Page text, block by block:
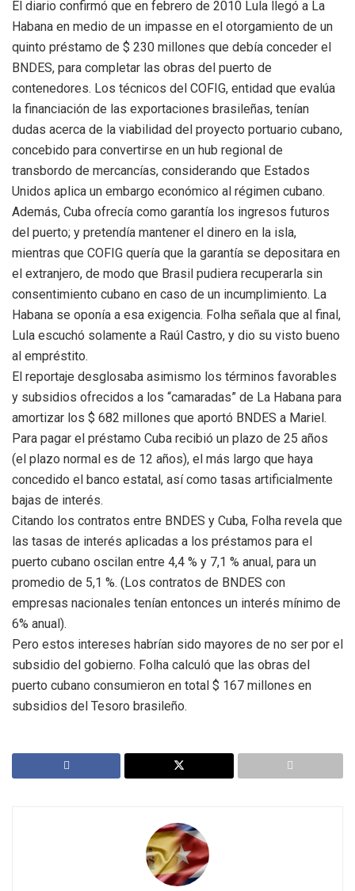
El diario confirmó que en febrero de 2010 Lula llegó a La
Habana en medio de un impasse en el otorgamiento de un
quinto préstamo de $ 230 millones que debía conceder el
BNDES, para completar las obras del puerto de
contenedores. Los técnicos del COFIG, entidad que evalúa
la financiación de las exportaciones brasileñas, tenían
dudas acerca de la viabilidad del proyecto portuario cubano,
concebido para convertirse en un hub regional de
transbordo de mercancías, considerando que Estados
Unidos aplica un embargo económico al régimen cubano.
Además, Cuba ofrecía como garantía los ingresos futuros
del puerto; y pretendía mantener el dinero en la isla,
mientras que COFIG quería que la garantía se depositara en
el extranjero, de modo que Brasil pudiera recuperarla sin
consentimiento cubano en caso de un incumplimiento. La
Habana se oponía a esa exigencia. Folha señala que al final,
Lula escuchó solamente a Raúl Castro, y dio su visto bueno
al empréstito.
El reportaje desglosaba asimismo los términos favorables
y subsidios ofrecidos a los “camaradas” de La Habana para
amortizar los $ 682 millones que aportó BNDES a Mariel.
Para pagar el préstamo Cuba recibió un plazo de 25 años
(el plazo normal es de 12 años), el más largo que haya
concedido el banco estatal, así como tasas artificialmente
bajas de interés.
Citando los contratos entre BNDES y Cuba, Folha revela que
las tasas de interés aplicadas a los préstamos para el
puerto cubano oscilan entre 4,4 % y 7,1 % anual, para un
promedio de 5,1 %. (Los contratos de BNDES con
empresas nacionales tenían entonces un interés mínimo de
6% anual).
Pero estos intereses habrían sido mayores de no ser por el
subsidio del gobierno. Folha calculó que las obras del
puerto cubano consumieron en total $ 167 millones en
subsidios del Tesoro brasileño.